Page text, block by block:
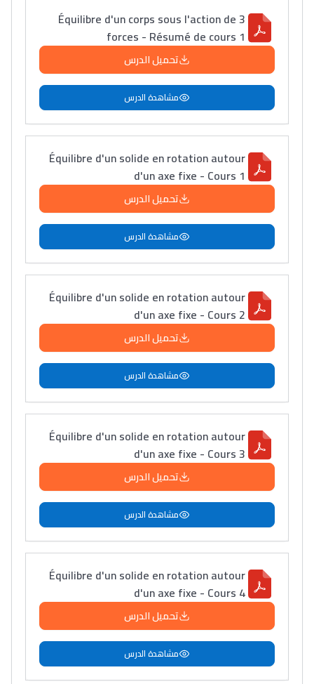
إلياس أريدال، إطار
فمنظّمة دولية
مهنة التّرجمة، العمل
التّطوّعي، التّشبيك و
أشياء أخرى مع مامودو
سامورا
بطلة المغرب فالقفز
الطولي، ملاك البردع
كتحكي على تجربتها
فالرّياضة و الدّراسة
Équilibre d'un corps sous l'action de 3
forces - Résumé de cours 1
تحميل الدرس
مشاهدة الدرس
Équilibre d'un solide en rotation autour
d'un axe fixe - Cours 1
تحميل الدرس
مشاهدة الدرس
Équilibre d'un solide en rotation autour
d'un axe fixe - Cours 2
تحميل الدرس
مشاهدة الدرس
Équilibre d'un solide en rotation autour
d'un axe fixe - Cours 3
تحميل الدرس
مشاهدة الدرس
Équilibre d'un solide en rotation autour
d'un axe fixe - Cours 4
تحميل الدرس
مشاهدة الدرس